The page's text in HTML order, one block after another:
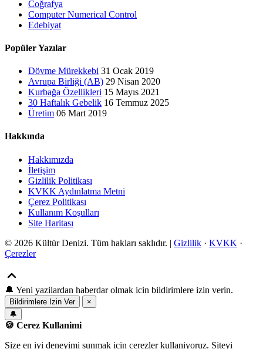
Coğrafya
Computer Numerical Control
Edebiyat
Popüler Yazılar
Dövme Mürekkebi 31 Ocak 2019
Avrupa Birliği (AB) 29 Nisan 2020
Kurbağa Özellikleri 15 Mayıs 2021
30 Haftalık Gebelik 16 Temmuz 2025
Üretim 06 Mart 2019
Hakkında
Hakkımızda
İletişim
Gizlilik Politikası
KVKK Aydınlatma Metni
Çerez Politikası
Kullanım Koşulları
Site Haritası
© 2026 Kültür Denizi. Tüm hakları saklıdır. | Gizlilik · KVKK ·
Çerezler
🔔 Yeni yazilardan haberdar olmak icin bildirimlere izin verin.
Bildirimlere Izin Ver
×
🔔
🍪 Cerez Kullanimi
Size en iyi deneyimi sunmak icin cerezler kullaniyoruz. Siteyi